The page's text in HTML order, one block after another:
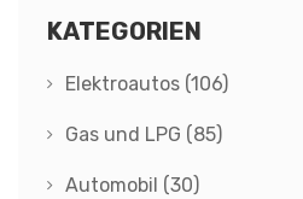
KATEGORIEN
Elektroautos (106)
Gas und LPG (85)
Automobil (30)